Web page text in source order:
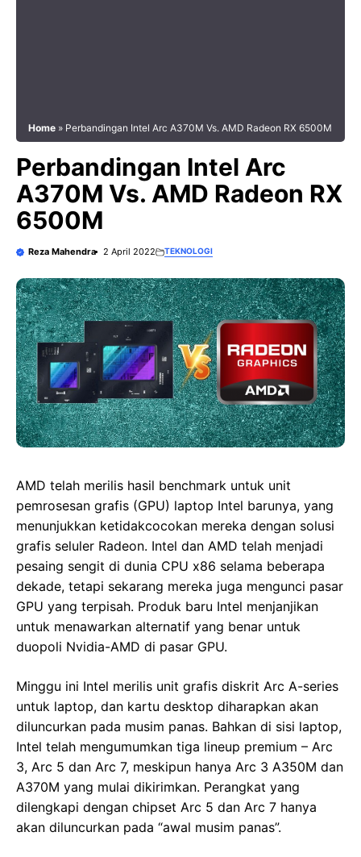
Home » Perbandingan Intel Arc A370M Vs. AMD Radeon RX 6500M
Perbandingan Intel Arc
A370M Vs. AMD Radeon RX
6500M
Reza Mahendra 2 April 2022 TEKNOLOGI
AMD telah merilis hasil benchmark untuk unit
pemrosesan grafis (GPU) laptop Intel barunya, yang
menunjukkan ketidakcocokan mereka dengan solusi
grafis seluler Radeon. Intel dan AMD telah menjadi
pesaing sengit di dunia CPU x86 selama beberapa
dekade, tetapi sekarang mereka juga mengunci pasar
GPU yang terpisah. Produk baru Intel menjanjikan
untuk menawarkan alternatif yang benar untuk
duopoli Nvidia-AMD di pasar GPU.
Minggu ini Intel merilis unit grafis diskrit Arc A-series
untuk laptop, dan kartu desktop diharapkan akan
diluncurkan pada musim panas. Bahkan di sisi laptop,
Intel telah mengumumkan tiga lineup premium – Arc
3, Arc 5 dan Arc 7, meskipun hanya Arc 3 A350M dan
A370M yang mulai dikirimkan. Perangkat yang
dilengkapi dengan chipset Arc 5 dan Arc 7 hanya
akan diluncurkan pada “awal musim panas”.